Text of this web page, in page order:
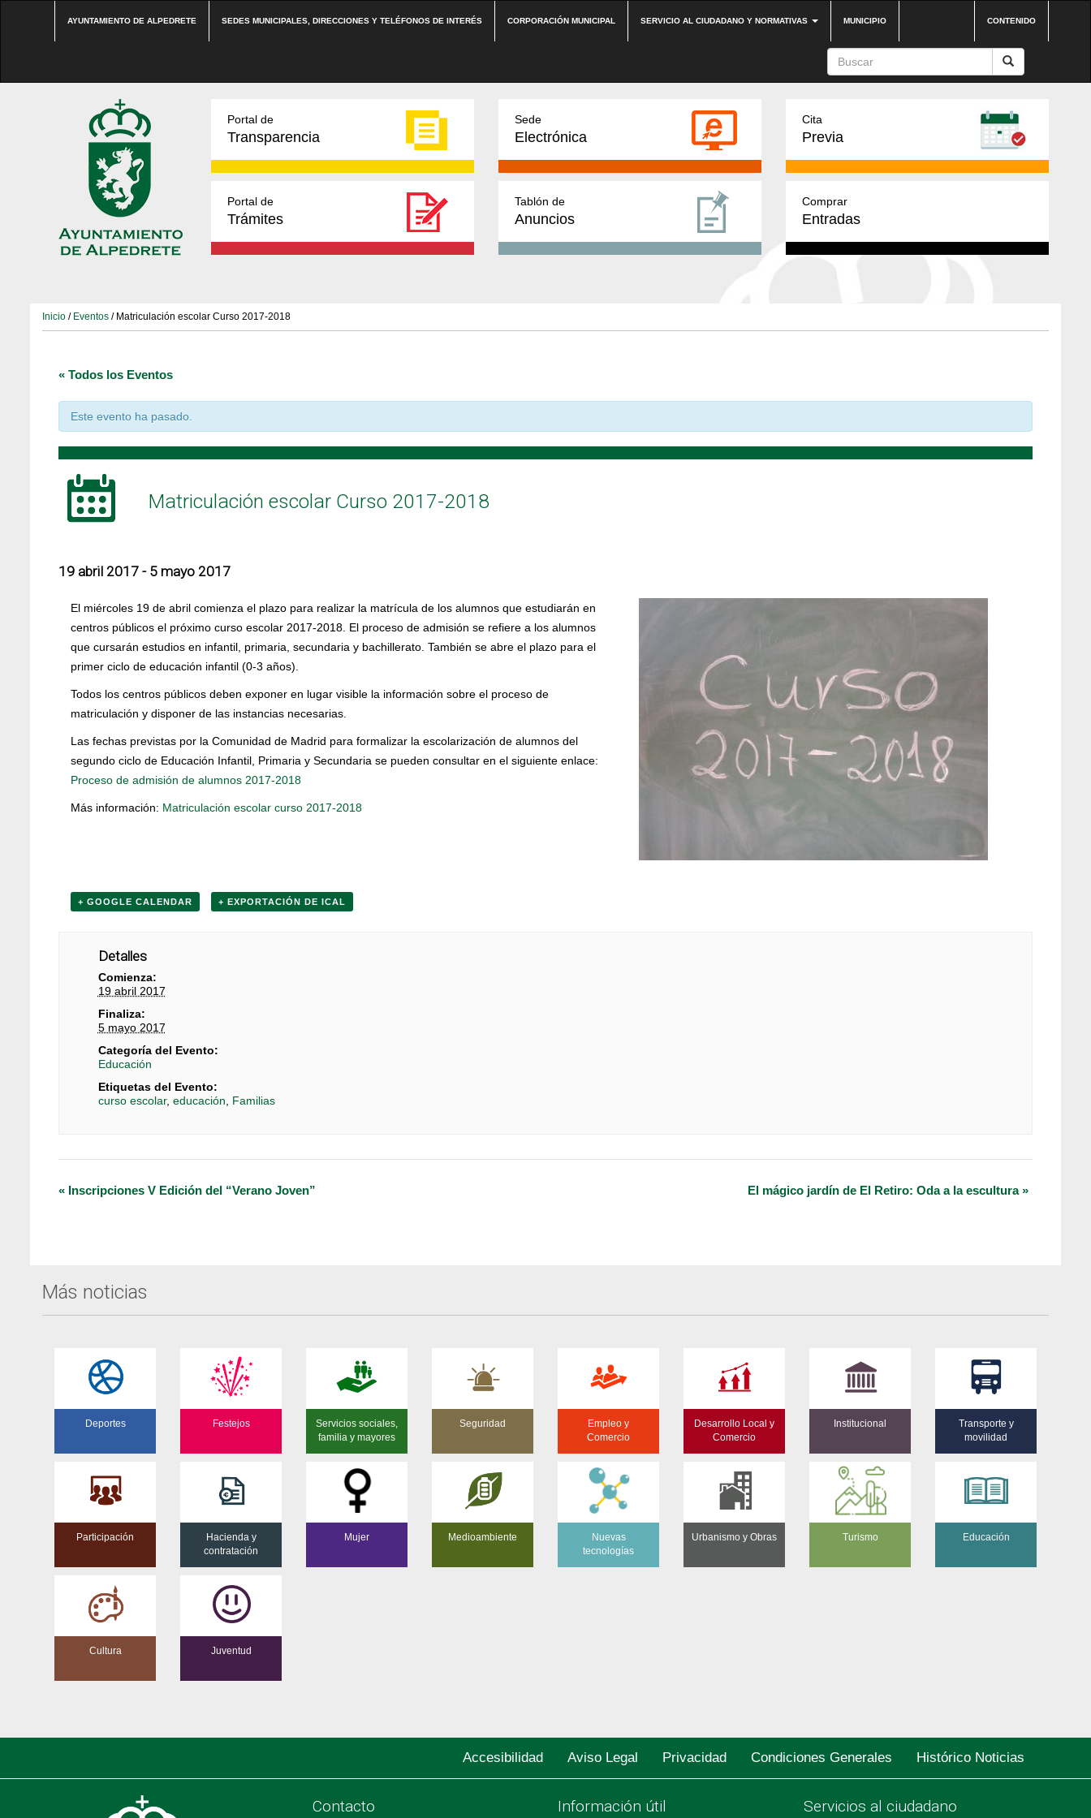
AYUNTAMIENTO DE ALPEDRETE SEDES MUNICIPALES, DIRECCIONES Y TELÉFONOS DE INTERÉS CORPORACIÓN MUNICIPAL SERVICIO AL CIUDADANO Y NORMATIVAS MUNICIPIO CONTENIDO
Portal de
Transparencia
Sede
Electrónica
Cita
Previa
Portal de
Trámites
Tablón de
Anuncios
Comprar
Entradas
Inicio / Eventos / Matriculación escolar Curso 2017-2018
« Todos los Eventos
Este evento ha pasado.
Matriculación escolar Curso 2017-2018
19 abril 2017 - 5 mayo 2017
El miércoles 19 de abril comienza el plazo para realizar la matrícula de los alumnos que estudiarán en
centros públicos el próximo curso escolar 2017-2018. El proceso de admisión se refiere a los alumnos
que cursarán estudios en infantil, primaria, secundaria y bachillerato. También se abre el plazo para el
primer ciclo de educación infantil (0-3 años).
Todos los centros públicos deben exponer en lugar visible la información sobre el proceso de
matriculación y disponer de las instancias necesarias.
Las fechas previstas por la Comunidad de Madrid para formalizar la escolarización de alumnos del
segundo ciclo de Educación Infantil, Primaria y Secundaria se pueden consultar en el siguiente enlace:
Proceso de admisión de alumnos 2017-2018
Más información: Matriculación escolar curso 2017-2018
+ GOOGLE CALENDAR + EXPORTACIÓN DE ICAL
Detalles
Comienza:
19 abril 2017
Finaliza:
5 mayo 2017
Categoría del Evento:
Educación
Etiquetas del Evento:
curso escolar, educación Familias
Navegación
« Inscripciones V Edición del “Verano Joven” El mágico jardín de El Retiro: Oda a la escultura»
Más noticias
Deportes Festejos
Servicios sociales,
familia y mayores
Seguridad
Empleo y
Comercio
Desarrollo Local y
Comercio
Institucional
Transporte y
movilidad
Participación
Hacienda y
contratación
Mujer Medioambiente
Nuevas
tecnologías
Urbanismo y Obras Turismo Educación
Cultura Juventud
Accesibilidad Aviso Legal Privacidad Condiciones Generales Histórico Noticias
Contacto Información útil Servicios al ciudadano